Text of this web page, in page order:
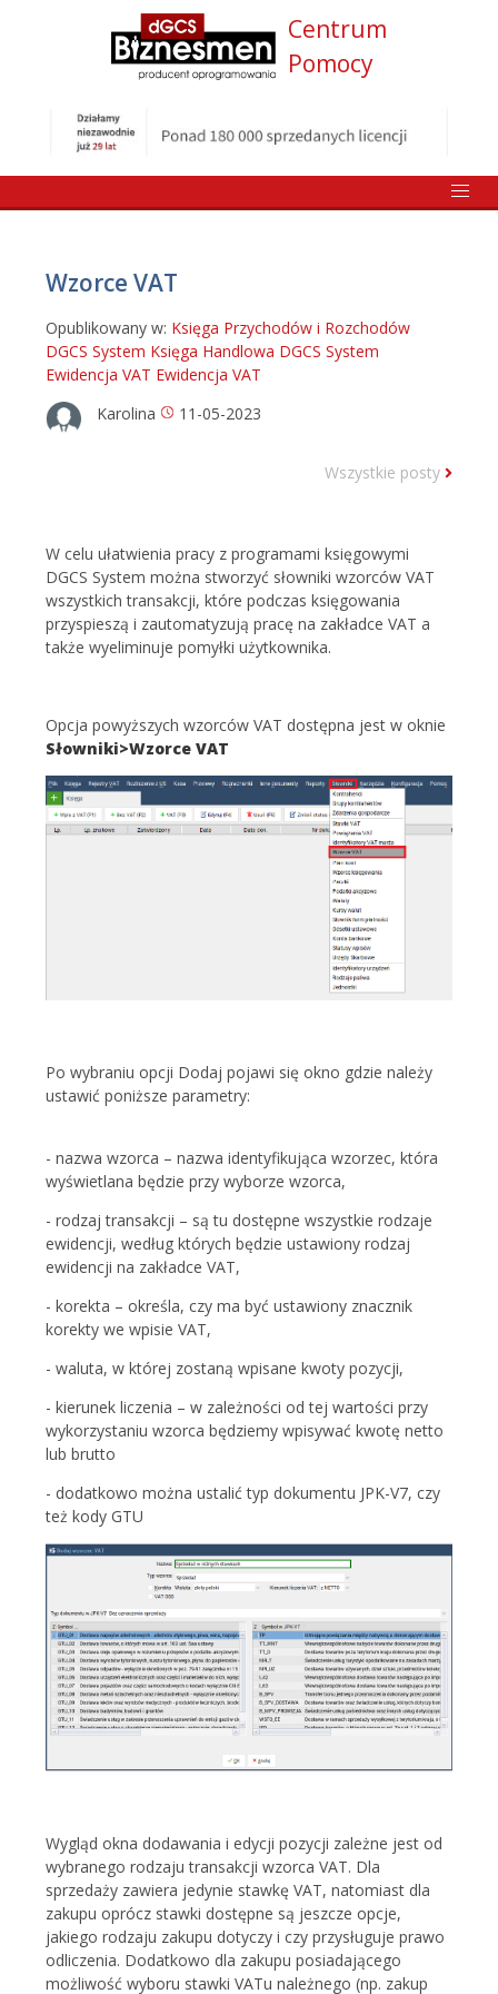
Centrum
Pomocy
Wzorce VAT
Opublikowany w: Księga Przychodów i Rozchodów
DGCS System Księga Handlowa DGCS System
Ewidencja VAT Ewidencja VAT
Karolina
11-05-2023
Wszystkie posty
W celu ułatwienia pracy z programami księgowymi
DGCS System można stworzyć słowniki wzorców VAT
wszystkich transakcji, które podczas księgowania
przyspieszą i zautomatyzują pracę na zakładce VAT a
także wyeliminuje pomyłki użytkownika.
Opcja powyższych wzorców VAT dostępna jest w oknie
Słowniki>Wzorce VAT
Po wybraniu opcji Dodaj pojawi się okno gdzie należy
ustawić poniższe parametry:
- nazwa wzorca – nazwa identyfikująca wzorzec, która
wyświetlana będzie przy wyborze wzorca,
- rodzaj transakcji – są tu dostępne wszystkie rodzaje
ewidencji, według których będzie ustawiony rodzaj
ewidencji na zakładce VAT,
- korekta – określa, czy ma być ustawiony znacznik
korekty we wpisie VAT,
- waluta, w której zostaną wpisane kwoty pozycji,
- kierunek liczenia – w zależności od tej wartości przy
wykorzystaniu wzorca będziemy wpisywać kwotę netto
lub brutto
- dodatkowo można ustalić typ dokumentu JPK-V7, czy
też kody GTU
Wygląd okna dodawania i edycji pozycji zależne jest od
wybranego rodzaju transakcji wzorca VAT. Dla
sprzedaży zawiera jedynie stawkę VAT, natomiast dla
zakupu oprócz stawki dostępne są jeszcze opcje,
jakiego rodzaju zakupu dotyczy i czy przysługuje prawo
odliczenia. Dodatkowo dla zakupu posiadającego
możliwość wyboru stawki VATu należnego (np. zakup